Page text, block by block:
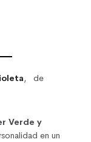
, de
Verde y
en un